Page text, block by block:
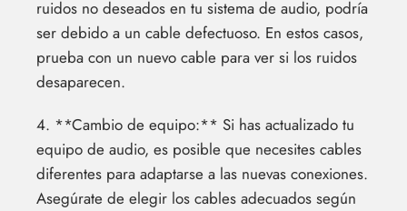
ruidos no deseados en tu sistema de audio, podría
ser debido a un cable defectuoso. En estos casos,
prueba con un nuevo cable para ver si los ruidos
desaparecen.
4. **Cambio de equipo:** Si has actualizado tu
equipo de audio, es posible que necesites cables
diferentes para adaptarse a las nuevas conexiones.
Asegúrate de elegir los cables adecuados según